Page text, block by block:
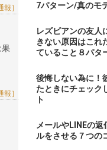
報］
報］
7パターン/真のモ
レズビアンの友人
きない原因はこれ
ていること８パタ
後悔しない為に！
たときにチェック
ト
メールやLINEの
ルをさせる７つの